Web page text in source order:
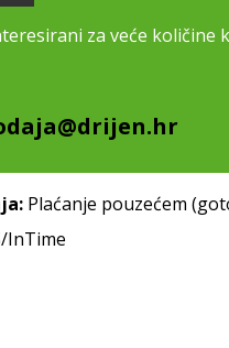
za veće količine
Plaćanje pouzećem
InTime